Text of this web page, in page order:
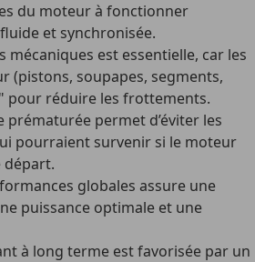
du moteur à fonctionner
et synchronisée.
mécaniques est essentielle, car les
(pistons, soupapes, segments,
pour réduire les frottements.
prématurée permet d’éviter les
pourraient survenir si le moteur
départ.
globales assure une
puissance optimale et une
à long terme est favorisée par un